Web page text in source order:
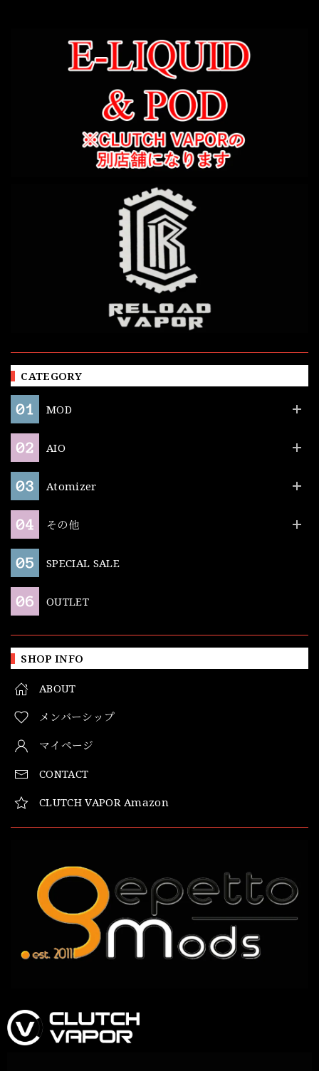
CATEGORY
MOD
AIO
Atomizer
その他
SPECIAL SALE
OUTLET
SHOP INFO
ABOUT
メンバーシップ
マイページ
CONTACT
CLUTCH VAPOR Amazon